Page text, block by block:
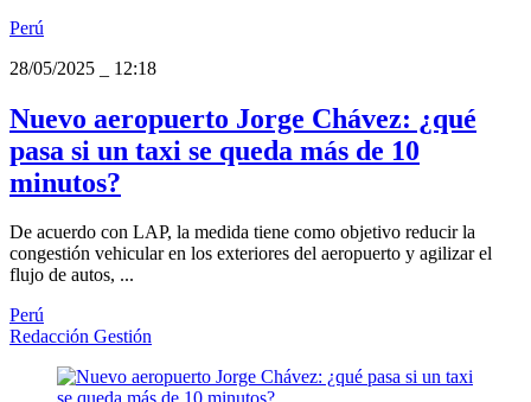
Perú
28/05/2025
12:18
Nuevo aeropuerto Jorge Chávez: ¿qué
pasa si un taxi se queda más de 10
minutos?
De acuerdo con LAP, la medida tiene como objetivo reducir la
congestión vehicular en los exteriores del aeropuerto y agilizar el
flujo de autos, ...
Perú
Redacción Gestión